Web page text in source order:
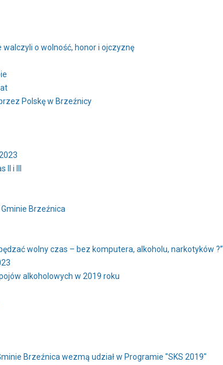
o wolność, honor i ojczyznę
Polskę w Brzeźnicy
i III
Brzeźnica
wolny czas – bez komputera, alkoholu, narkotyków ?”
alkoholowych w 2019 roku
Brzeźnica wezmą udział w Programie "SKS 2019"